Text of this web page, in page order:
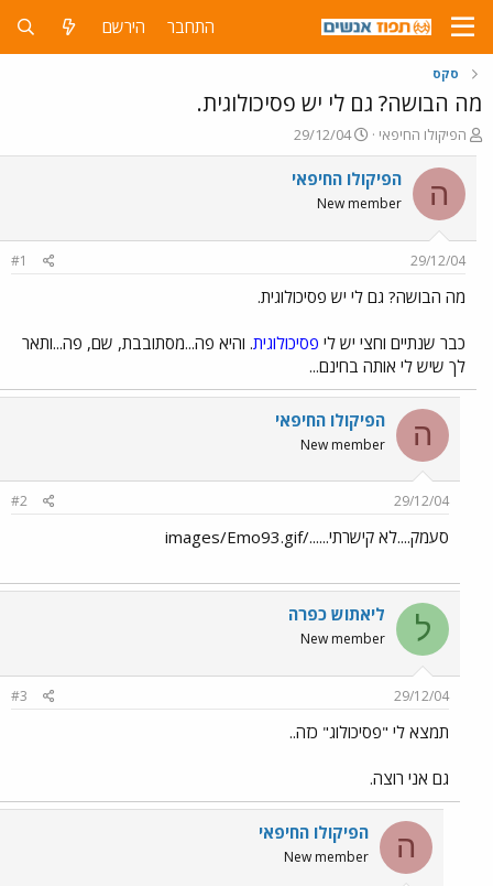
התחבר הירשם
סקס
מה הבושה? גם לי יש פסיכולוגית.
פ
ו
ת
ח
ה
ש
א
הפיקולו החיפאי
פ
ו
ר
ם
ר
29/12/04
ה הפיקולו החיפאי
New member
29/12/04
#1
מה הבושה? גם לי יש פסיכולוגית.
כבר שנתיים וחצי יש לי פסיכולוגית. והיא פה...מסתובבת, שם, פה...ותאר
לך שיש לי אותה בחינם...
ה הפיקולו החיפאי
New member
29/12/04
#2
סעמק....לא קישרתי....../images/Emo93.gif
ל ליאתוש כפרה
New member
29/12/04
#3
תמצא לי "פסיכולוג" כזה..
גם אני רוצה.
ה הפיקולו החיפאי
New member